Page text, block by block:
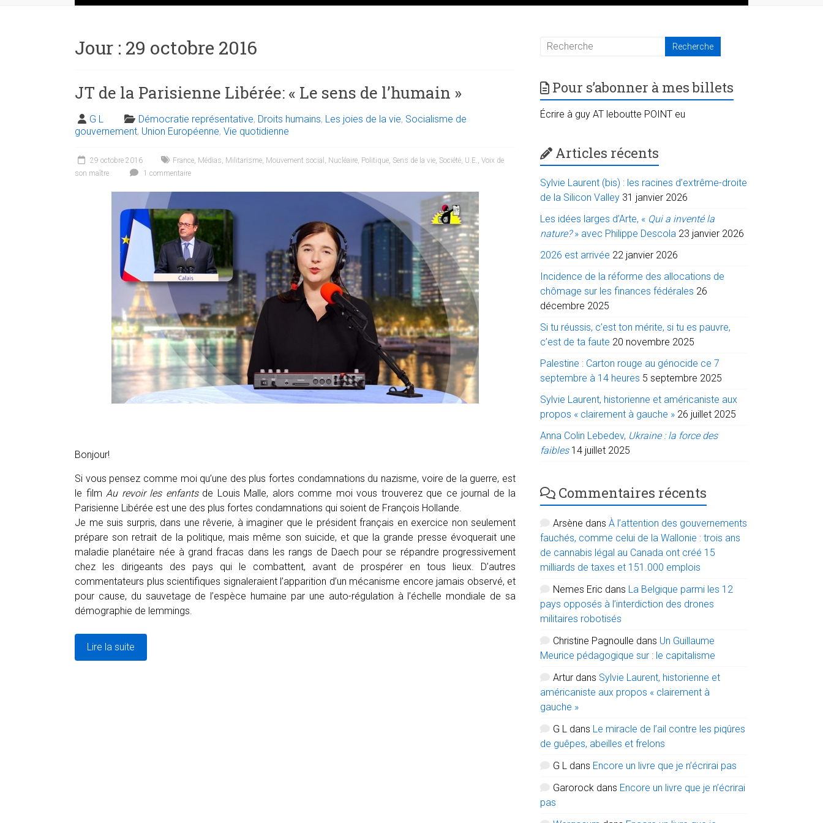
Jour : 29 octobre 2016
JT de la Parisienne Libérée: « Le sens de l’humain »
G L Démocratie représentative, Droits humains, Les joies de la vie, Socialisme de
gouvernement, Union Européenne, Vie quotidienne
29 octobre 2016 France Médias Militarisme Mouvement social Nucléaire Politique Sens de la vie Société U.E.
Voix de
son maître
1 commentaire
Bonjour!
Si vous pensez comme moi qu’une des plus fortes condamnations du nazisme, voire de la guerre, est
le film Au revoir les enfantsde Louis Malle, alors comme moi vous trouverez que ce journal de la
Parisienne Libérée est une des plus fortes condamnations qui soient de François Hollande.
Je me suis surpris, dans une rêverie, à imaginer que le président français en exercice non seulement
prépare son retrait de la politique, mais même son suicide, et que la grande presse évoquerait une
maladie planétaire née à grand fracas dans les rangs de Daech pour se répandre progressivement
chez les dirigeants des pays qui le combattent, avant de prospérer en tous lieux. D’autres
commentateurs plus scientifiques signaleraient l’apparition d’un mécanisme encore jamais observé, et
pour cause, du sauvetage de l’espèce humaine par une auto-régulation à l’échelle mondiale de sa
démographie de lemmings.
Lire la suite
Pour s’abonner à mes billets
Écrire à guy AT leboutte POINT eu
Articles récents
Sylvie Laurent (bis) : les racines d’extrême-droite
de la Silicon Valley 31 janvier 2026
Les idées larges d’Arte, « Qui a inventé la
nature?» avec Philippe Descola 23 janvier 2026
2026 est arrivée 22 janvier 2026
Incidence de la réforme des allocations de
chômage sur les finances fédérales 26
décembre 2025
Si tu réussis, c’est ton mérite, si tu es pauvre,
c’est de ta faute 20 novembre 2025
Palestine : Carton rouge au génocide ce 7
septembre à 14 heures 5 septembre 2025
Sylvie Laurent, historienne et américaniste aux
propos « clairement à gauche » 26 juillet 2025
Anna Colin Lebedev, Ukraine : la force des
faibles 14 juillet 2025
Commentaires récents
Arsène dansÀ l’attention des gouvernements
fauchés, comme celui de la Wallonie : trois ans
de cannabis légal au Canada ont créé 15
milliards de taxes et 151.000 emplois
Nemes Eric dans La Belgique parmi les 12
pays opposés à l’interdiction des drones
militaires robotisés
Christine Pagnoulle dans Un Guillaume
Meurice pédagogique sur : le capitalisme
Artur dans Sylvie Laurent, historienne et
américaniste aux propos « clairement à
gauche »
G L dans Le miracle de l’ail contre les piqûres
de guêpes, abeilles et frelons
G L dans Encore un livre que je n’écrirai pas
Garorock dans Encore un livre que je n’écrirai
pas